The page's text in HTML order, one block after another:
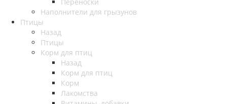
Наполнители для грызунов
Птицы
Назад
Птицы
Корм для птиц
Назад
Корм для птиц
Корм
Лакомства